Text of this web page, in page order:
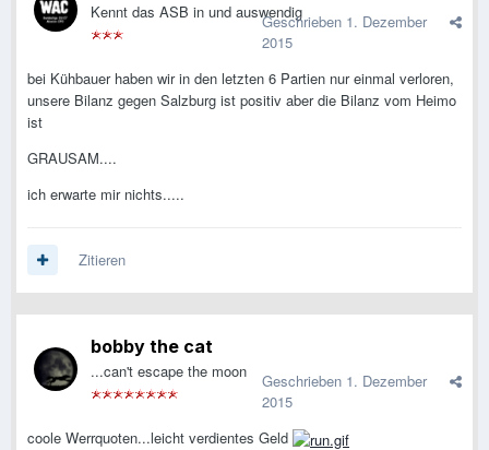
Kennt das ASB in und auswendigGeschrieben 1. Dezember
2015
bei Kühbauer haben wir in den letzten 6 Partien nur einmal verloren,
unsere Bilanz gegen Salzburg ist positiv aber die Bilanz vom Heimo
ist
GRAUSAM....
ich erwarte mir nichts.....
Zitieren
bobby the cat
...can't escape the moon Geschrieben 1. Dezember
2015
coole Werrquoten...leicht verdientes Geld